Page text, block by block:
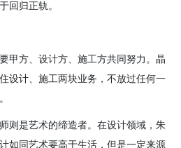
回归正轨。
甲方、设计方、施工方共同努力。晶
设计、施工两块业务，不放过任何一
则是艺术的缔造者。在设计领域，朱
如同艺术要高于生活，但是一定来源